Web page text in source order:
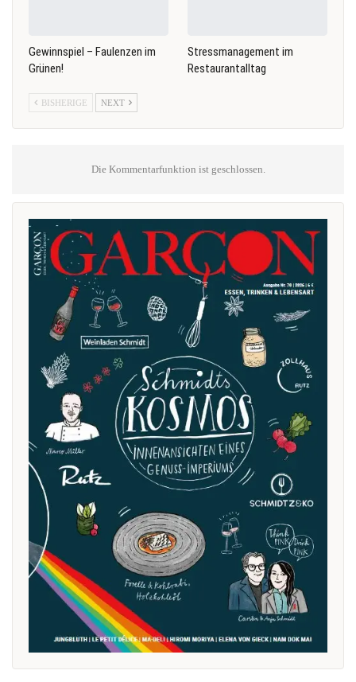
Gewinnspiel – Faulenzen im
Grünen!
Stressmanagement im
Restaurantalltag
BISHERIGE NEXT
Die Kommentarfunktion ist geschlossen.